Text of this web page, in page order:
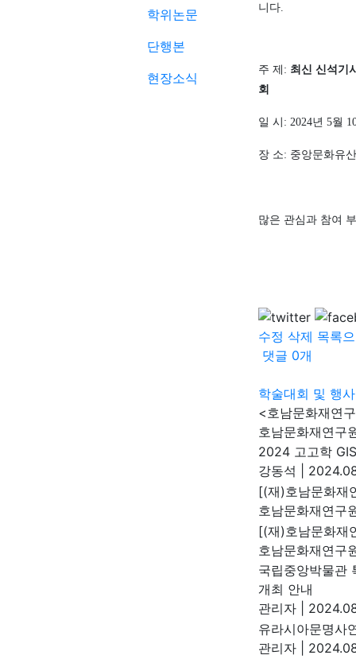
학위논문
단행본
현장소식
니다.
주 제 : 최신 신석기
회
일 시 : 2024년 5월
장 소: 중앙문화유
많은 관심과 참여
수정 삭제 목록
댓글 0개
학술대회 및 행사
<호남문화재연
호남문화재연구
2024 고고학
강동석
[(재)호남문화재
호남문화재연구
[(재)호남문화재
호남문화재연구
국립중앙박물관
개최 안내
관리자
유라시아문명사
관리자